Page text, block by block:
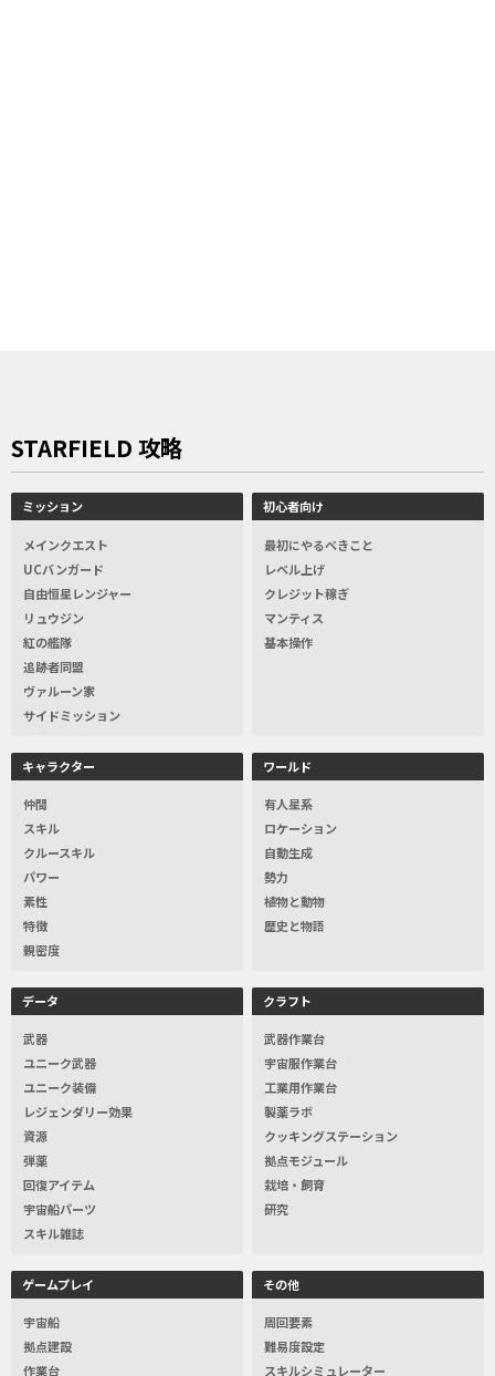
STARFIELD 攻略
ミッション
メインクエスト
UCバンガード
自由恒星レンジャー
リュウジン
紅の艦隊
追跡者同盟
ヴァルーン家
サイドミッション
初心者向け
最初にやるべきこと
レベル上げ
クレジット稼ぎ
マンティス
基本操作
キャラクター
仲間
スキル
クルースキル
パワー
素性
特徴
親密度
ワールド
有人星系
ロケーション
自動生成
勢力
植物と動物
歴史と物語
データ
武器
ユニーク武器
ユニーク装備
レジェンダリー効果
資源
弾薬
回復アイテム
宇宙船パーツ
スキル雑誌
クラフト
武器作業台
宇宙服作業台
工業用作業台
製薬ラボ
クッキングステーション
拠点モジュール
栽培・飼育
研究
ゲームプレイ
宇宙船
拠点建設
作業台
その他
周回要素
難易度設定
スキルシミュレーター